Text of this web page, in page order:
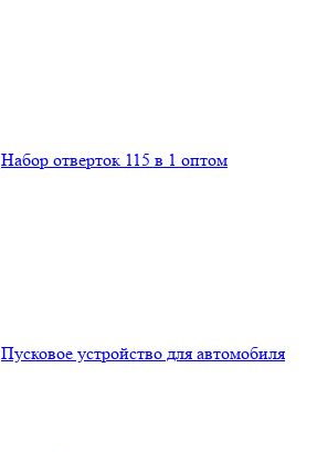
Набор отверток 115 в 1 оптом
Пусковое устройство для автомобиля